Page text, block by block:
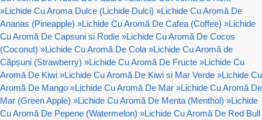
»Lichide Cu Aroma Dulce (Lichide Dulci) »Lichide Cu Aromă De
Ananas (Pineapple) »Lichide Cu Aromă De Cafea (Coffee) »Lichide
Cu Aromă De Capsuni si Rodie »Lichide Cu Aromă De Cocos
(Coconut) »Lichide Cu Aromă De Cola »Lichide Cu Aromă de
Căpșuni (Strawberry) »Lichide Cu Aromă De Fructe »Lichide Cu
Aromă De Kiwi »Lichide Cu Aromă De Kiwi si Mar Verde »Lichide Cu
Aromă De Mango »Lichide Cu Aromă De Mar »Lichide Cu Aromă De
Mar (Green Apple) »Lichide Cu Aromă De Menta (Menthol) »Lichide
Cu Aromă De Pepene (Watermelon) »Lichide Cu Aromă De Red Bull